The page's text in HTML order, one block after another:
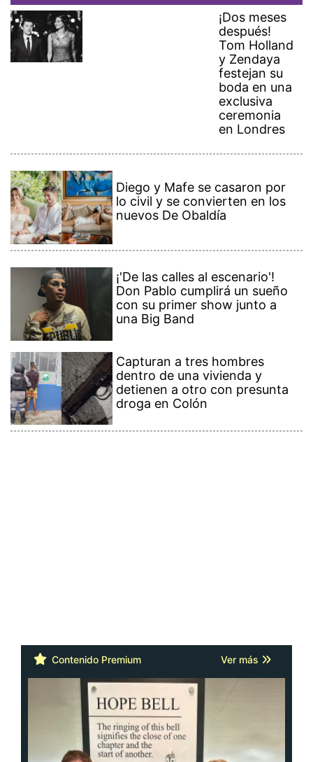
¡Dos meses
después!
Tom Holland
y Zendaya
festejan su
boda en una
exclusiva
ceremonia
en Londres
Diego y Mafe se casaron por
lo civil y se convierten en los
nuevos De Obaldía
¡'De las calles al escenario'!
Don Pablo cumplirá un sueño
con su primer show junto a
una Big Band
Capturan a tres hombres
dentro de una vivienda y
detienen a otro con presunta
droga en Colón
Contenido Premium Ver más